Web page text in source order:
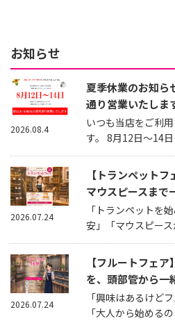
お知らせ
夏季休業のお知
通り営業いたしま
いつも当店をご利
す。 8月12日～14
2026.08.4
【トランペット
マウスピースまで
「トランペットを
安」「マウスピー
2026.07.24
【フルートフェ
を、頭部管から一
「興味はあるけど
「大人から始める
2026.07.24